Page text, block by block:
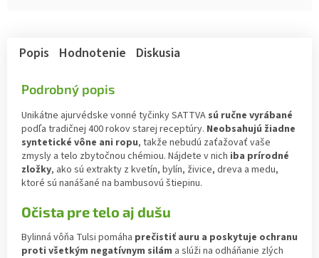
Popis Hodnotenie Diskusia
Podrobný popis
Unikátne ajurvédske vonné tyčinky SATTVA sú ručne vyrábané
podľa tradičnej 400 rokov starej receptúry. Neobsahujú žiadne
syntetické vône ani ropu, takže nebudú zaťažovať vaše
zmysly a telo zbytočnou chémiou. Nájdete v nich iba prírodné
zložky, ako sú extrakty z kvetín, bylín, živice, dreva a medu,
ktoré sú nanášané na bambusovú štiepinu.
Očista pre telo aj dušu
Bylinná vôňa Tulsi pomáha prečistiť auru a poskytuje ochranu
proti všetkým negatívnym silám a slúži na odháňanie zlých